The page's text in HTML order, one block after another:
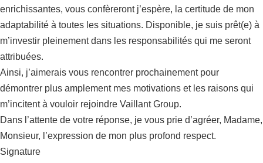
enrichissantes, vous confèreront j’espère, la certitude de mon
adaptabilité à toutes les situations. Disponible, je suis prêt(e) à
m’investir pleinement dans les responsabilités qui me seront
attribuées.
Ainsi, j’aimerais vous rencontrer prochainement pour
démontrer plus amplement mes motivations et les raisons qui
m’incitent à vouloir rejoindre Vaillant Group.
Dans l’attente de votre réponse, je vous prie d’agréer, Madame,
Monsieur, l’expression de mon plus profond respect.
Signature